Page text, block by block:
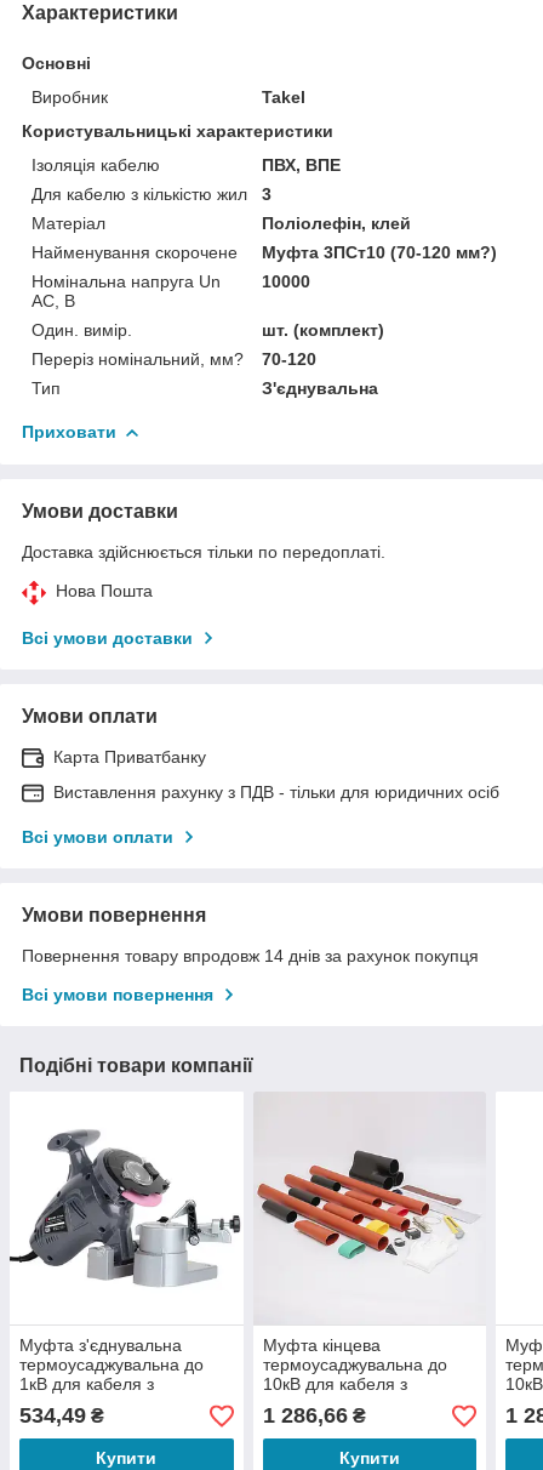
Характеристики
Основні
Виробник
Takel
Користувальницькі характеристики
Ізоляція кабелю
ПВХ, ВПЕ
Для кабелю з кількістю жил
3
Матеріал
Поліолефін, клей
Найменування скорочене
Муфта 3ПСт10 (70-120 мм?)
Номінальна напруга Un
AC, В
10000
Один. вимір.
шт. (комплект)
Переріз номінальний, мм?
70-120
Тип
З'єднувальна
Приховати
Умови доставки
Доставка здійснюється тільки по передоплаті.
Нова Пошта
Всі умови доставки
Умови оплати
Карта Приватбанку
Виставлення рахунку з ПДВ - тільки для юридичних осіб
Всі умови оплати
Умови повернення
Повернення товару впродовж 14 днів за рахунок покупця
Всі умови повернення
Подібні товари компанії
Муфта з'єднувальна
термоусаджувальна до
1кВ для кабеля з
пластмасовою ізоляцією 5
ПСТп-1 (70-120мм?)
534,49 ₴
Купити
Муфта кінцева
термоусаджувальна до
10кВ для кабеля з
пластмасовою ізоляцією
3ПКВтп10 (300-400 мм?)
без
1 286,66₴
Купити
1